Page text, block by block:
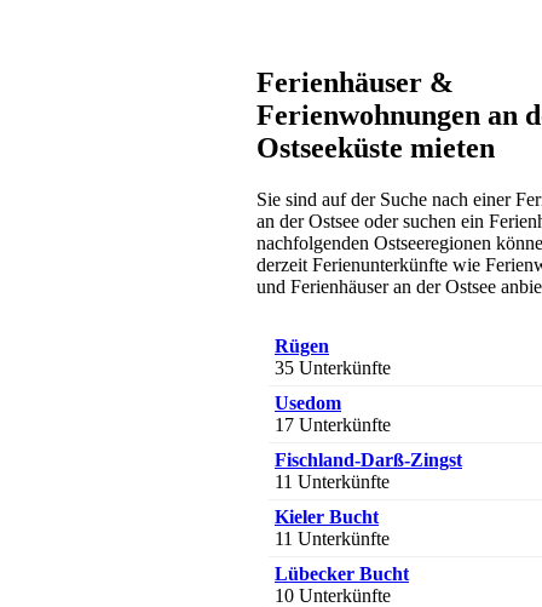
Ferienhäuser &
Ferienwohnungen an
Ostseeküste mieten
Sie sind auf der Suche nach einer
an der Ostsee oder suchen ein
nachfolgenden Ostseeregionen
derzeit Ferienunterkünfte wie
und Ferienhäuser an der Ostsee
Rügen
35 Unterkünfte
Usedom
17 Unterkünfte
Fischland-Darß-Zingst
11 Unterkünfte
Kieler Bucht
11 Unterkünfte
Lübecker Bucht
10 Unterkünfte